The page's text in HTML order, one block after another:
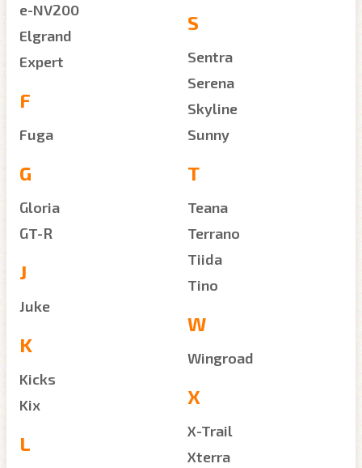
e-NV200
Elgrand
Expert
F
Fuga
G
Gloria
GT-R
J
Juke
K
Kicks
Kix
L
S
Sentra
Serena
Skyline
Sunny
T
Teana
Terrano
Tiida
Tino
W
Wingroad
X
X-Trail
Xterra